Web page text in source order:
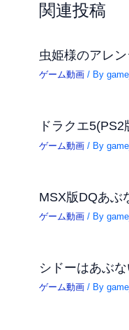
関連投稿
虫姫様のアレ
ゲーム動画 / By
ドラクエ
ゲーム動画 / By
MSX版DQあぶ
ゲーム動画 / By
シドーはあぶ
ゲーム動画 / By